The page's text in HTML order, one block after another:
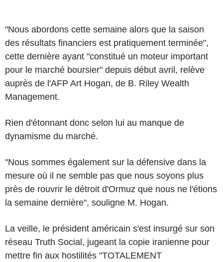
"Nous abordons cette semaine alors que la saison
des résultats financiers est pratiquement terminée",
cette dernière ayant "constitué un moteur important
pour le marché boursier" depuis début avril, relève
auprès de l'AFP Art Hogan, de B. Riley Wealth
Management.
Rien d'étonnant donc selon lui au manque de
dynamisme du marché.
"Nous sommes également sur la défensive dans la
mesure où il ne semble pas que nous soyons plus
près de rouvrir le détroit d'Ormuz que nous ne l'étions
la semaine dernière", souligne M. Hogan.
La veille, le président américain s'est insurgé sur son
réseau Truth Social, jugeant la copie iranienne pour
mettre fin aux hostilités "TOTALEMENT